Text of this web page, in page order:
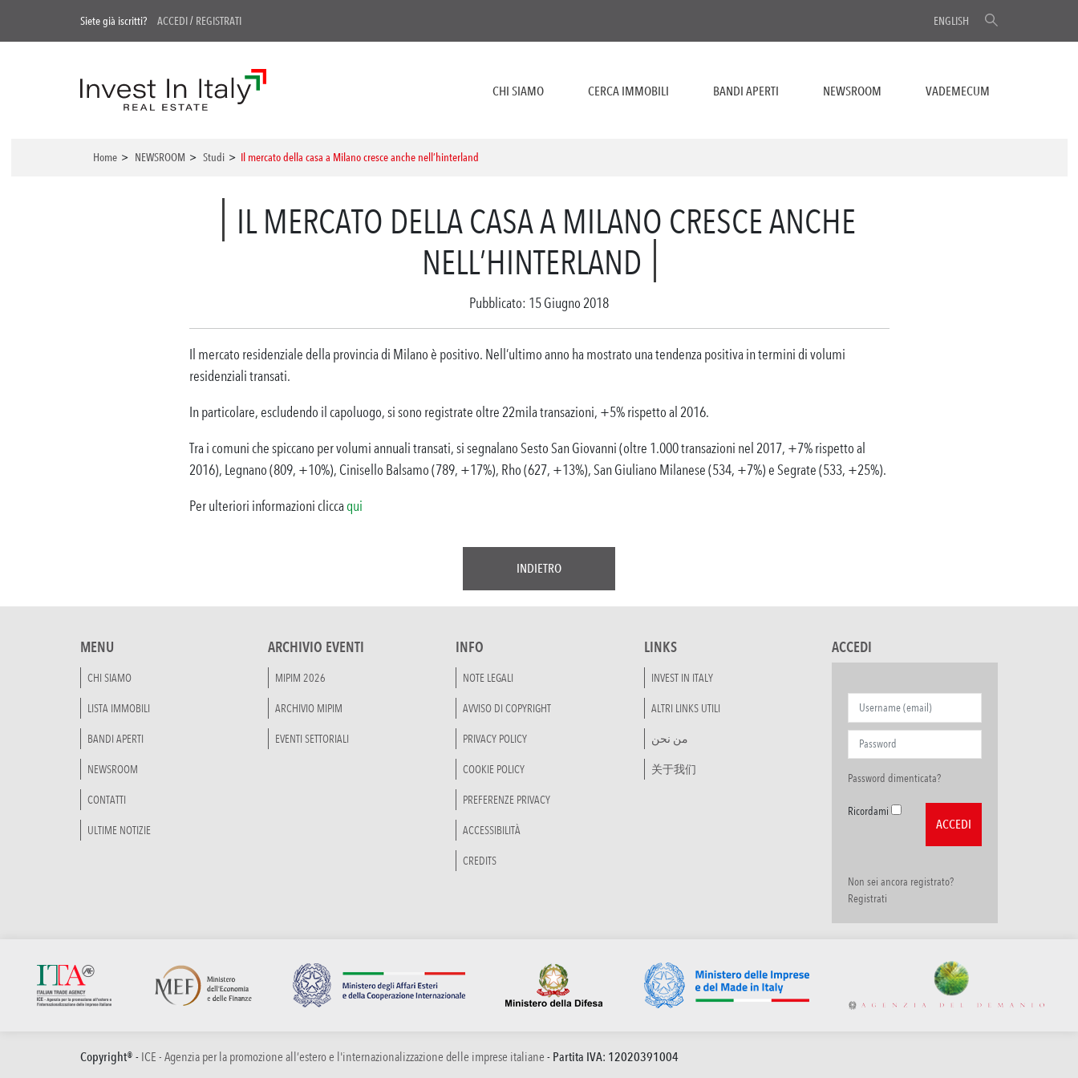
Siete già iscritti? ACCEDI/ REGISTRATI ENGLISH
CHI SIAMO CERCA IMMOBILI BANDI APERTI NEWSROOM VADEMECUM
Home > NEWSROOM > Studi > Il mercato della casa a Milano cresce anche nell’hinterland
IL MERCATO DELLA CASA A MILANO CRESCE ANCHE
NELL’HINTERLAND
Pubblicato: 15 Giugno 2018
Il mercato residenziale della provincia di Milano è positivo. Nell’ultimo anno ha mostrato una tendenza positiva in termini di volumi
residenziali transati.
In particolare, escludendo il capoluogo, si sono registrate oltre 22mila transazioni, +5% rispetto al 2016.
Tra i comuni che spiccano per volumi annuali transati, si segnalano Sesto San Giovanni (oltre 1.000 transazioni nel 2017, +7% rispetto al
2016), Legnano (809, +10%), Cinisello Balsamo (789, +17%), Rho (627, +13%), San Giuliano Milanese (534, +7%) e Segrate (533, +25%).
Per ulteriori informazioni cliccaqui
INDIETRO
MENU
CHI SIAMO
LISTA IMMOBILI
BANDI APERTI
NEWSROOM
CONTATTI
ULTIME NOTIZIE
ARCHIVIO EVENTI
MIPIM 2026
ARCHIVIO MIPIM
EVENTI SETTORIALI
INFO
NOTE LEGALI
AVVISO DI COPYRIGHT
PRIVACY POLICY
COOKIE POLICY
PREFERENZE PRIVACY
ACCESSIBILITÀ
CREDITS
LINKS
INVEST IN ITALY
ALTRI LINKS UTILI
من نحن
关于我们
ACCEDI
Password dimenticata?
Ricordami
Non sei ancora registrato?
Registrati
Copyright® - ICE - Agenzia per la promozione all’estero e l'internazionalizzazione delle imprese italiane - Partita IVA: 12020391004